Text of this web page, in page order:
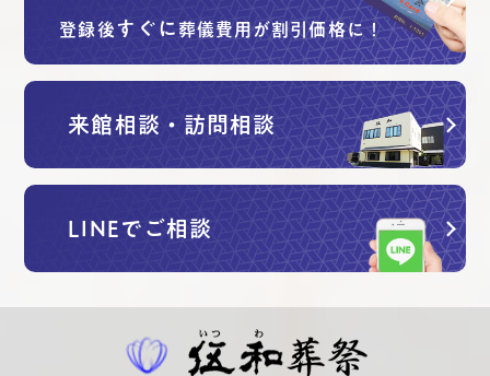
登録後すぐに 葬儀費用が割引価格に！
来館相談・訪問相談
LINEでご相談